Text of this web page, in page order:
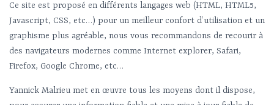
Ce site est proposé en différents langages web (HTML, HTML5,
Javascript, CSS, etc…) pour un meilleur confort d’utilisation et un
graphisme plus agréable, nous vous recommandons de recourir à
des navigateurs modernes comme Internet explorer, Safari,
Firefox, Google Chrome, etc…
Yannick Malrieu met en œuvre tous les moyens dont il dispose,